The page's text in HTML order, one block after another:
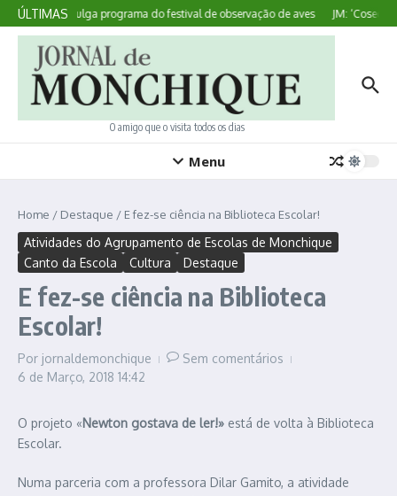
Ir para o conteúdo
ÚLTIMAS
Sagres divulga programa do festival de observação de aves JM:
O amigo que o visita todos os dias
Menu
Home / Destaque / E fez-se ciência na Biblioteca Escolar!
Atividades do Agrupamento de Escolas de Monchique
Canto da Escola
Cultura Destaque
E fez-se ciência na Biblioteca
Escolar!
Por jornaldemonchique
Sem comentários
6 de Março, 2018 14:42
O projeto «Newton gostava de ler!» está de volta à Biblioteca
Escolar.
Numa parceria com a professora Dilar Gamito, a atividade